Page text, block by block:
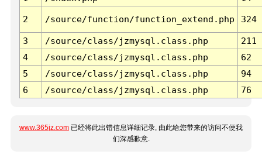
2 /source/function/function_extend.php 324
3 /source/class/jzmysql.class.php
211
4
/source/class/jzmysql.class.php
62
5
/source/class/jzmysql.class.php
94
6
/source/class/jzmysql.class.php 76
www.365jz.com 已经将此出错信息详细记录, 由此给您带来的访问不便我
们深感歉意.